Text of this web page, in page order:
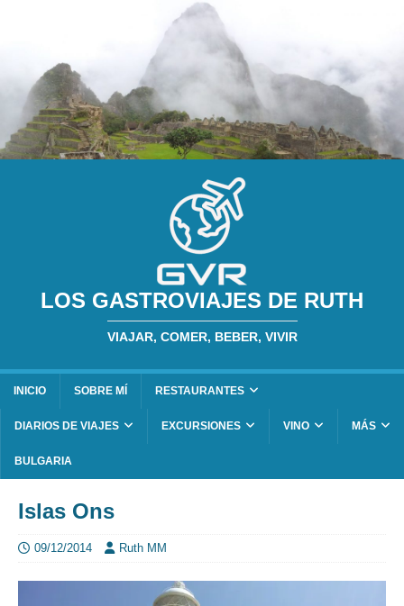
LOS GASTROVIAJES DE RUTH
VIAJAR, COMER, BEBER, VIVIR
INICIO SOBRE MÍ RESTAURANTES
DIARIOS DE VIAJES EXCURSIONES VINO MÁS
BULGARIA
Islas Ons
09/12/2014 Ruth MM